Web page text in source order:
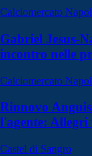
Calciomercato
Gabriel Jesus-
incontro nelle
Calciomercato
Rinnovo
l'agente: Allegri
Castel di Sangro